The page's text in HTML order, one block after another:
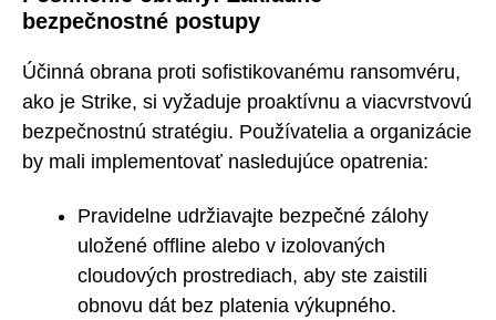
bezpečnostné postupy
Účinná obrana proti sofistikovanému ransomvéru,
ako je Strike, si vyžaduje proaktívnu a viacvrstvovú
bezpečnostnú stratégiu. Používatelia a organizácie
by mali implementovať nasledujúce opatrenia:
Pravidelne udržiavajte bezpečné zálohy
uložené offline alebo v izolovaných
cloudových prostrediach, aby ste zaistili
obnovu dát bez platenia výkupného.